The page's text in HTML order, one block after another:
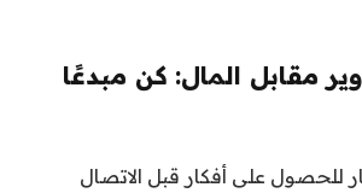
مقابل المال: كن مبدعًا
للحصول على أفكار قبل الاتصال